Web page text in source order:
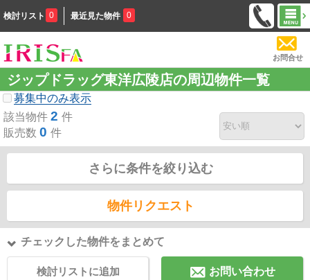
検討リスト 0 最近見た物件 0
お問合せ
ジップドラッグ東洋広陵店の周辺物件一覧
募集中のみ表示
該当物件 2 件
販売数 0 件
さらに条件を絞り込む
物件リクエスト
チェックした物件をまとめて
検討リストに追加 お問い合わせ